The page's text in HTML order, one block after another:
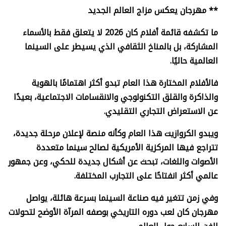
** مهرجان يعكس مزاج العالم الجديد
ما تكشفه قائمة أفلام كان 2026 لا يتعلق فقط بالأسماء
المشاركة، بل بالمناخ الثقافي الذي يسيطر على السينما
العالمية حاليًا.
فالأفلام المختارة هذا العام تبدو أكثر اهتمامًا بالهوية
والذاكرة والقلق التكنولوجي والانقسامات الاجتماعية، بعيدًا
عن الاستعراض التجاري التقليدي.
ويبدو الكروازيت هذا العام وكأنه منصة لإعلان مرحلة جديدة،
تتراجع فيها المركزية الأمريكية لصالح سينما متعددة
الأصوات واللغات، تبحث عن أشكال جديدة للحكي، وعن جمهور
عالمي أكثر انفتاحًا على التجارب المختلفة.
وفي زمن تتغير فيه صناعة السينما بسرعة هائلة، يواصل
مهرجان كان لعب دوره التاريخي بوصفه المرآة الأوضح لتحولات